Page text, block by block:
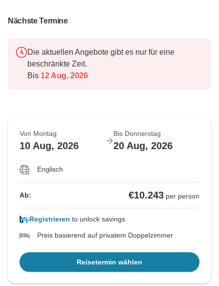
Nächste Termine
Die aktuellen Angebote gibt es nur für eine
beschränkte Zeit.
Bis 12 Aug, 2026
Von Montag
10 Aug, 2026
Bis Donnerstag
20 Aug, 2026
Englisch
Ab: €10.243 per person
Registrieren to unlock savings
Preis basierend auf privatem Doppelzimmer
Reisetermin wählen